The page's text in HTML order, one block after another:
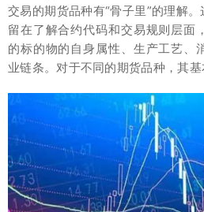
交易的期货品种有“骨子里”的理解
留在了解合约代码和交易规则层面
的标的物的自身属性、生产工艺、
业链条。对于不同的期货品种，其基